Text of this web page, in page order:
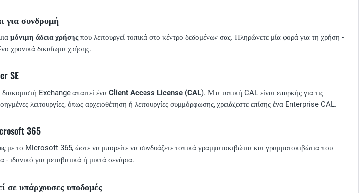
για συνδρομή
μόνιμη άδεια χρήσηςπου λειτουργεί τοπικά στο κέντρο δεδομένων σας. Πληρώνετε μία φορά για τη χρήση -
χρονικά δικαίωμα χρήσης.
SE
Exchange απαιτεί ένα Client Access License (CAL). Μια τυπική CAL είναι επαρκής για τις
λειτουργίες, όπως αρχειοθέτηση ή λειτουργίες συμμόρφωσης, χρειάζεστε επίσης ένα Enterprise CAL.
365
με το Microsoft 365, ώστε να μπορείτε να συνδυάζετε τοπικά γραμματοκιβώτια και γραμματοκιβώτια που
- ιδανικό για μεταβατικά ή μικτά σενάρια.
σε υπάρχουσες υποδομές